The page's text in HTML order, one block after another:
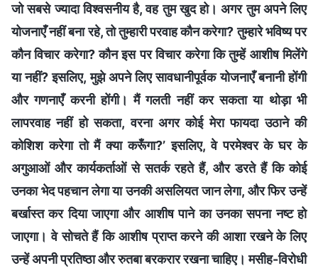
जो सबसे ज्यादा विश्वसनीय है, वह तुम खुद हो। अगर तुम अपने लिए
योजनाएँ नहीं बना रहे, तो तुम्हारी परवाह कौन करेगा? तुम्हारे भविष्य पर
कौन विचार करेगा? कौन इस पर विचार करेगा कि तुम्हें आशीष मिलेंगे
या नहीं? इसलिए, मुझे अपने लिए सावधानीपूर्वक योजनाएँ बनानी होंगी
और गणनाएँ करनी होंगी। मैं गलती नहीं कर सकता या थोड़ा भी
लापरवाह नहीं हो सकता, वरना अगर कोई मेरा फायदा उठाने की
कोशिश करेगा तो मैं क्या करूँगा?’ इसलिए, वे परमेश्वर के घर के
अगुआओं और कार्यकर्ताओं से सतर्क रहते हैं, और डरते हैं कि कोई
उनका भेद पहचान लेगा या उनकी असलियत जान लेगा, और फिर उन्हें
बर्खास्त कर दिया जाएगा और आशीष पाने का उनका सपना नष्ट हो
जाएगा। वे सोचते हैं कि आशीष प्राप्त करने की आशा रखने के लिए
उन्हें अपनी प्रतिष्ठा और रुतबा बरकरार रखना चाहिए। मसीह-विरोधी